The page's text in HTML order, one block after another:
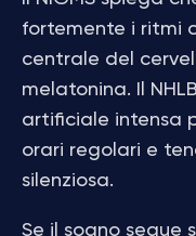
fortemente i ritmi
centrale del
melatonina. Il
artificiale intensa
orari regolari e
silenziosa.
Se il sogno segue